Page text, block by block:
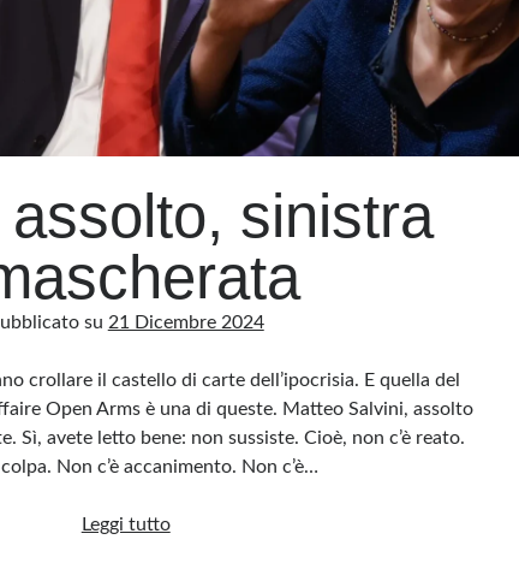
sinistra
su 21 Dicembre 2024
crollare il castello di carte dell’ipocrisia. E quella del
Open Arms è una di queste. Matteo Salvini, assolto
Sì, avete letto bene: non sussiste. Cioè, non c’è reato.
colpa. Non c’è accanimento. Non c’è…
Leggi tuttoSalvini